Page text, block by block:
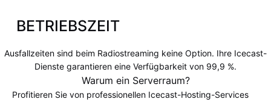
BETRIEBSZEIT
Ausfallzeiten sind beim Radiostreaming keine Option. Ihre Icecast-
Dienste garantieren eine Verfügbarkeit von 99,9 %.
Warum ein Serverraum?
Profitieren Sie von professionellen Icecast-Hosting-Services